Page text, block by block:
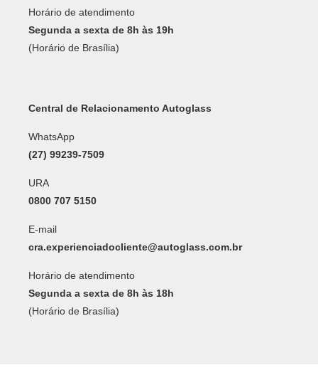
Horário de atendimento
Segunda a sexta de 8h às 19h
(Horário de Brasília)
Central de Relacionamento Autoglass
WhatsApp
(27) 99239-7509
URA
0800 707 5150
E-mail
cra.experienciadocliente@autoglass.com.br
Horário de atendimento
Segunda a sexta de 8h às 18h
(Horário de Brasília)